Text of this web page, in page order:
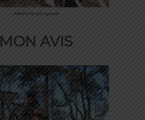
Aération et look agressif
MON AVIS